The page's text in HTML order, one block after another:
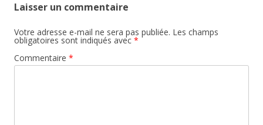
Laisser un commentaire
Votre adresse e-mail ne sera pas publiée. Les champs
obligatoires sont indiqués avec *
Commentaire *